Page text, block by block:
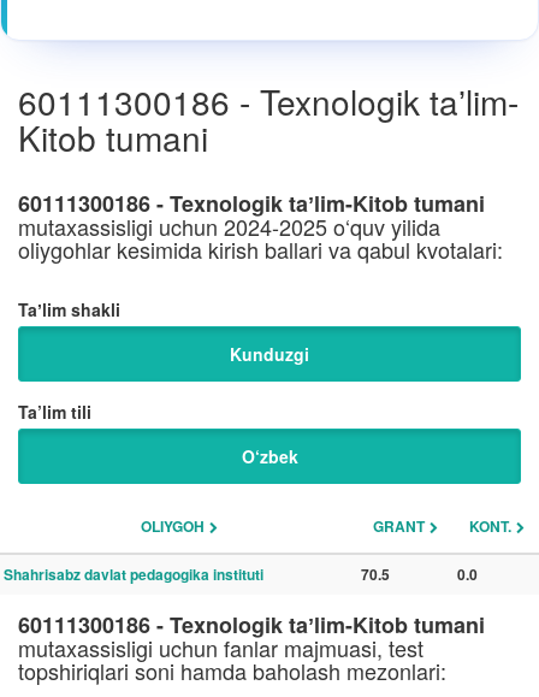
60111300186 - Texnologik taʼlim-
Kitob tumani
60111300186 - Texnologik taʼlim-Kitob tumani
mutaxassisligi uchun 2024-2025 o‘quv yilida
oliygohlar kesimida kirish ballari va qabul kvotalari:
Taʼlim shakli
Kunduzgi
Ta’lim tili
O‘zbek
OLIYGOH GRANT KONT.
Shahrisabz davlat pedagogika instituti 70.5 0.0
60111300186 - Texnologik taʼlim-Kitob tumani
mutaxassisligi uchun fanlar majmuasi, test
topshiriqlari soni hamda baholash mezonlari: